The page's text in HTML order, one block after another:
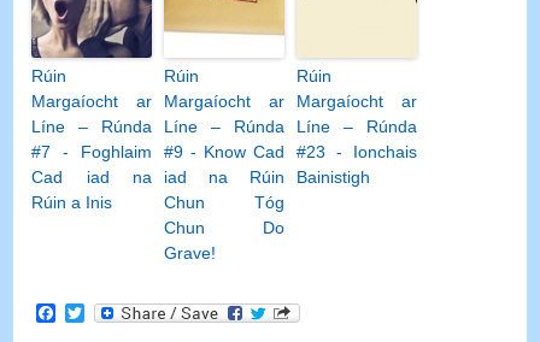
Rúin
Margaíocht ar
Líne – Rúnda
#7 - Foghlaim
Cad iad na
Rúin a Inis
Rúin
Margaíocht ar
Líne – Rúnda
#9 - Know Cad
iad na Rúin
Chun Tóg
Chun Do
Grave!
Rúin
Margaíocht ar
Líne – Rúnda
#23 - Ionchais
Bainistigh
Facebook
Twitter